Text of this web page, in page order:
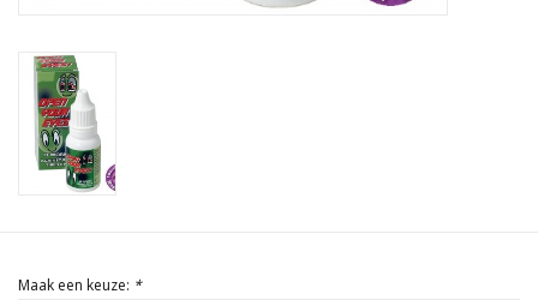
Maak een keuze: *